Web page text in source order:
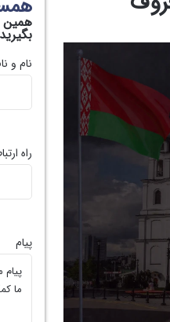
همین
بگیريد
نام و
راه
پیام